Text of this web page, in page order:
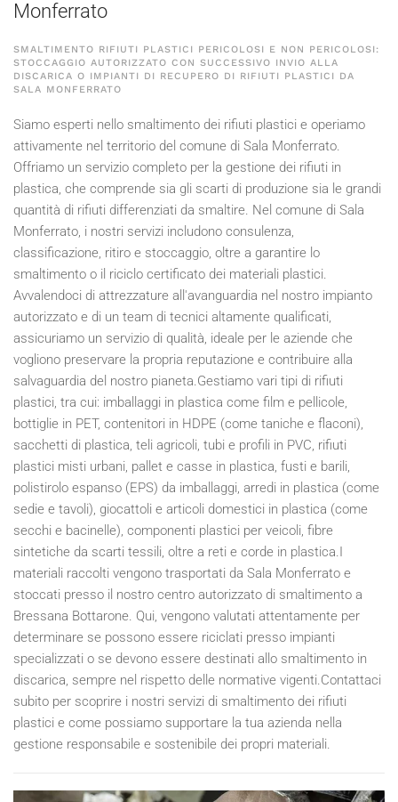
Monferrato
SMALTIMENTO RIFIUTI PLASTICI PERICOLOSI E NON PERICOLOSI:
STOCCAGGIO AUTORIZZATO CON SUCCESSIVO INVIO ALLA
DISCARICA O IMPIANTI DI RECUPERO DI RIFIUTI PLASTICI DA
SALA MONFERRATO
Siamo esperti nello smaltimento dei rifiuti plastici e operiamo
attivamente nel territorio del comune di Sala Monferrato.
Offriamo un servizio completo per la gestione dei rifiuti in
plastica, che comprende sia gli scarti di produzione sia le grandi
quantità di rifiuti differenziati da smaltire. Nel comune di Sala
Monferrato, i nostri servizi includono consulenza,
classificazione, ritiro e stoccaggio, oltre a garantire lo
smaltimento o il riciclo certificato dei materiali plastici.
Avvalendoci di attrezzature all'avanguardia nel nostro impianto
autorizzato e di un team di tecnici altamente qualificati,
assicuriamo un servizio di qualità, ideale per le aziende che
vogliono preservare la propria reputazione e contribuire alla
salvaguardia del nostro pianeta.Gestiamo vari tipi di rifiuti
plastici, tra cui: imballaggi in plastica come film e pellicole,
bottiglie in PET, contenitori in HDPE (come taniche e flaconi),
sacchetti di plastica, teli agricoli, tubi e profili in PVC, rifiuti
plastici misti urbani, pallet e casse in plastica, fusti e barili,
polistirolo espanso (EPS) da imballaggi, arredi in plastica (come
sedie e tavoli), giocattoli e articoli domestici in plastica (come
secchi e bacinelle), componenti plastici per veicoli, fibre
sintetiche da scarti tessili, oltre a reti e corde in plastica.I
materiali raccolti vengono trasportati da Sala Monferrato e
stoccati presso il nostro centro autorizzato di smaltimento a
Bressana Bottarone. Qui, vengono valutati attentamente per
determinare se possono essere riciclati presso impianti
specializzati o se devono essere destinati allo smaltimento in
discarica, sempre nel rispetto delle normative vigenti.Contattaci
subito per scoprire i nostri servizi di smaltimento dei rifiuti
plastici e come possiamo supportare la tua azienda nella
gestione responsabile e sostenibile dei propri materiali.